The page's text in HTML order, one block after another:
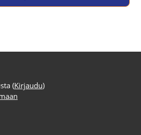
(Kirjaudu)